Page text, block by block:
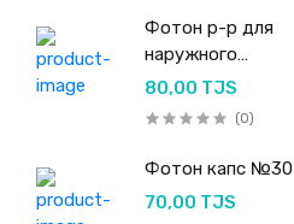
Фотон р-р для
наружного
применения 50мл
80,00 TJS
(0)
Фотон капс №30
70,00 TJS